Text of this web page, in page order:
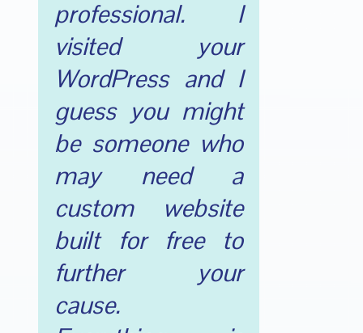
professional. I
visited your
WordPress and I
guess you might
be someone who
may need a
custom website
built for free to
further your
cause.